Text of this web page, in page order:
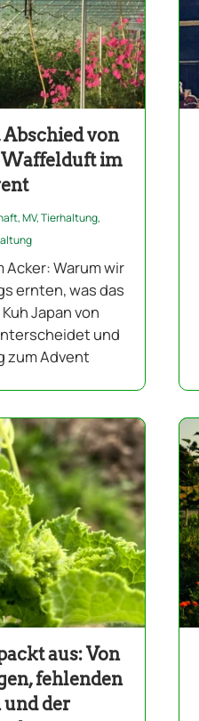
von
Waffelduft im
,MV,Tierhaltung,
Acker: Warum wir
ernten, was das
Japan von
und
zum Advent
aus: Von
fehlenden
und der